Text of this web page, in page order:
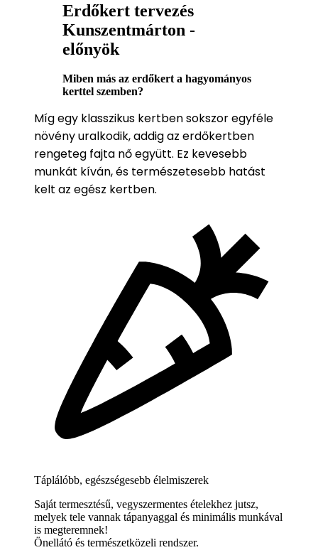
Erdőkert tervezés
Kunszentmárton -
előnyök
Miben más az erdőkert a hagyományos
kerttel szemben?
Míg egy klasszikus kertben sokszor egyféle
növény uralkodik, addig az erdőkertben
rengeteg fajta nő együtt. Ez kevesebb
munkát kíván, és természetesebb hatást
kelt az egész kertben.
Táplálóbb, egészségesebb élelmiszerek
Saját termesztésű, vegyszermentes ételekhez jutsz,
melyek tele vannak tápanyaggal és minimális munkával
is megteremnek!
Önellátó és természetközeli rendszer.